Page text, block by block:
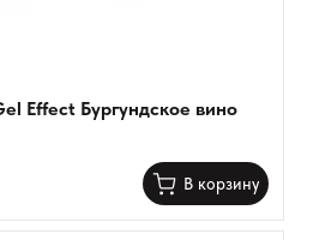
Effect Бургундское вино
В корзину